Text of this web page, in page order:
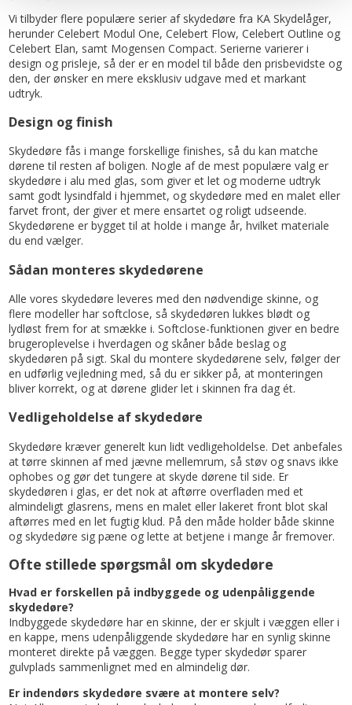
Vi tilbyder flere populære serier af skydedøre fra KA Skydelåger,
herunder Celebert Modul One, Celebert Flow, Celebert Outline og
Celebert Elan, samt Mogensen Compact. Serierne varierer i
design og prisleje, så der er en model til både den prisbevidste og
den, der ønsker en mere eksklusiv udgave med et markant
udtryk.
Design og finish
Skydedøre fås i mange forskellige finishes, så du kan matche
dørene til resten af boligen. Nogle af de mest populære valg er
skydedøre i alu med glas, som giver et let og moderne udtryk
samt godt lysindfald i hjemmet, og skydedøre med en malet eller
farvet front, der giver et mere ensartet og roligt udseende.
Skydedørene er bygget til at holde i mange år, hvilket materiale
du end vælger.
Sådan monteres skydedørene
Alle vores skydedøre leveres med den nødvendige skinne, og
flere modeller har softclose, så skydedøren lukkes blødt og
lydløst frem for at smække i. Softclose-funktionen giver en bedre
brugeroplevelse i hverdagen og skåner både beslag og
skydedøren på sigt. Skal du montere skydedørene selv, følger der
en udførlig vejledning med, så du er sikker på, at monteringen
bliver korrekt, og at dørene glider let i skinnen fra dag ét.
Vedligeholdelse af skydedøre
Skydedøre kræver generelt kun lidt vedligeholdelse. Det anbefales
at tørre skinnen af med jævne mellemrum, så støv og snavs ikke
ophobes og gør det tungere at skyde dørene til side. Er
skydedøren i glas, er det nok at aftørre overfladen med et
almindeligt glasrens, mens en malet eller lakeret front blot skal
aftørres med en let fugtig klud. På den måde holder både skinne
og skydedøre sig pæne og lette at betjene i mange år fremover.
Ofte stillede spørgsmål om skydedøre
Hvad er forskellen på indbyggede og udenpåliggende
skydedøre?
Indbyggede skydedøre har en skinne, der er skjult i væggen eller i
en kappe, mens udenpåliggende skydedøre har en synlig skinne
monteret direkte på væggen. Begge typer skydedør sparer
gulvplads sammenlignet med en almindelig dør.
Er indendørs skydedøre svære at montere selv?